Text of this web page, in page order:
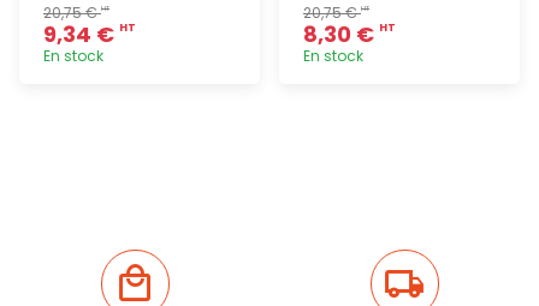
20,75 €HT
9,34 € HT
En stock
20,75 €HT
8,30 € HT
En stock